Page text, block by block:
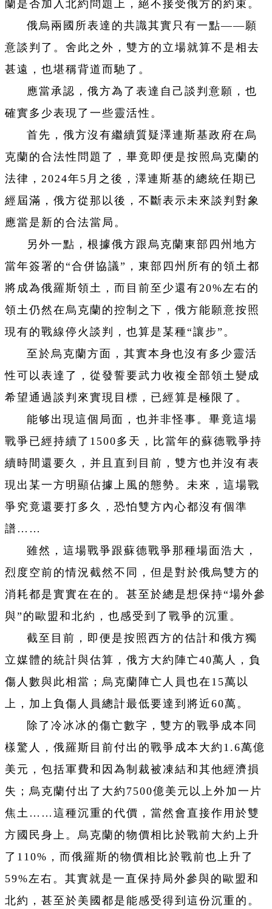
蘭是否加入北約問題上，絕不接受俄方的約束。
俄烏兩國所表達的共識其實只有一點——願
意談判了。舍此之外，雙方的立場就算不是相去
甚遠，也堪稱背道而馳了。
應當承認，俄方為了表達自己談判意願，也
確實多少表現了一些靈活性。
首先，俄方沒有繼續質疑澤連斯基政府在烏
克蘭的合法性問題了，畢竟即便是按照烏克蘭的
法律，2024年5月之後，澤連斯基的總統任期已
經屆滿，俄方從那以後，不斷表示未來談判對象
應當是新的合法當局。
另外一點，根據俄方跟烏克蘭東部四州地方
當年簽署的“合併協議”，東部四州所有的領土都
將成為俄羅斯領土，而目前至少還有20%左右的
領土仍然在烏克蘭的控制之下，俄方能願意按照
現有的戰線停火談判，也算是某種“讓步”。
至於烏克蘭方面，其實本身也沒有多少靈活
性可以表達了，從發誓要武力收複全部領土變成
希望通過談判來實現目標，已經算是極限了。
能够出現這個局面，也并非怪事。畢竟這場
戰爭已經持續了1500多天，比當年的蘇德戰爭持
續時間還要久，并且直到目前，雙方也并沒有表
現出某一方明顯佔據上風的態勢。未來，這場戰
爭究竟還要打多久，恐怕雙方內心都沒有個準
譜……
雖然，這場戰爭跟蘇德戰爭那種場面浩大，
烈度空前的情況截然不同，但是對於俄烏雙方的
消耗都是實實在在的。甚至於總是想保持“場外參
與”的歐盟和北約，也感受到了戰爭的沉重。
截至目前，即便是按照西方的估計和俄方獨
立媒體的統計與估算，俄方大約陣亡40萬人，負
傷人數與此相當；烏克蘭陣亡人員也在15萬以
上，加上負傷人員總計最低要達到將近60萬。
除了冷冰冰的傷亡數字，雙方的戰爭成本同
樣驚人，俄羅斯目前付出的戰爭成本大約1.6萬億
美元，包括軍費和因為制裁被凍結和其他經濟損
失；烏克蘭付出了大約7500億美元以上外加一片
焦土……這種沉重的代價，當然會直接作用於雙
方國民身上。烏克蘭的物價相比於戰前大約上升
了110%，而俄羅斯的物價相比於戰前也上升了
59%左右。其實就是一直保持局外參與的歐盟和
北約，甚至於美國都是能感受得到這份沉重的。